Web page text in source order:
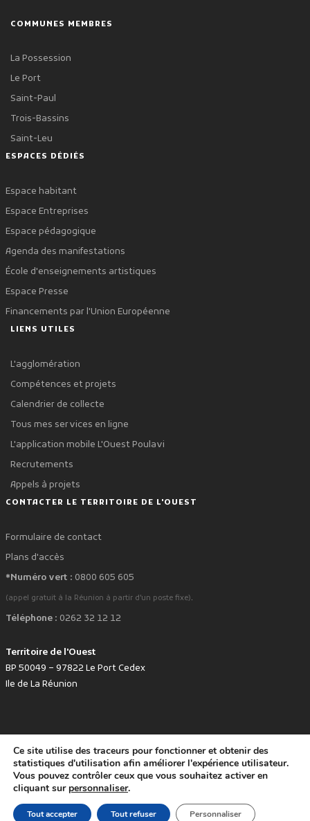
COMMUNES MEMBRES
La Possession
Le Port
Saint-Paul
Trois-Bassins
Saint-Leu
ESPACES DÉDIÉS
Espace habitant
Espace Entreprises
Espace pédagogique
Agenda des manifestations
École d'enseignements artistiques
Espace Presse
Financements par l'Union Européenne
LIENS UTILES
L'agglomération
Compétences et projets
Calendrier de collecte
Tous mes services en ligne
L'application mobile L'Ouest Poulavi
Recrutements
Appels à projets
CONTACTER LE TERRITOIRE DE L'OUEST
Formulaire de contact
Plans d'accès
*Numéro vert : 0800 605 605
(appel gratuit à la Réunion à partir d'un poste fixe).
Téléphone : 0262 32 12 12
Territoire de l'Ouest
BP 50049 – 97822 Le Port Cedex
Ile de La Réunion
Développé avec favoritepar le Territoire de l'Ouest © www.tco.re -2026.
Politique de protection des données personnelles
Mentions légales
Accessibilité : non conforme
Ce site utilise des traceurs pour fonctionner et obtenir des
statistiques d'utilisation afin améliorer l'expérience utilisateur.
Vous pouvez contrôler ceux que vous souhaitez activer en
cliquant sur personnaliser.
Tout accepter Tout refuser Personnaliser